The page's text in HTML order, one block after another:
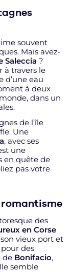
souvent
Mais avez-
Saleccia ?
à travers le
d’une eau
à deux
dans un
de l’île
Une
, avec ses
une
en quête de
pas votre
romantisme
des
en Corse
son vieux port et
des
de Bonifacio,
semble